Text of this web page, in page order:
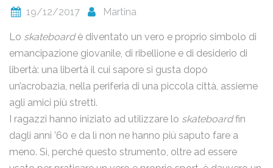
19/12/2017 Martina
Lo skateboardè diventato un vero e proprio simbolo di
emancipazione giovanile, di ribellione e di desiderio di
libertà: una libertà il cui sapore si gusta dopo
un’acrobazia, nella periferia di una piccola città, assieme
agli amici più stretti.
I ragazzi hanno iniziato ad utilizzare lo skateboardfin
dagli anni ’60 e da lì non ne hanno più saputo fare a
meno. Sì, perché questo strumento, oltre ad essere